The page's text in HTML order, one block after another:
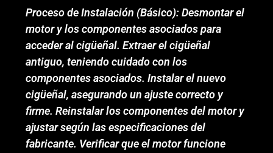
Proceso de Instalación (Básico): Desmontar el
motor y los componentes asociados para
acceder al cigüeñal. Extraer el cigüeñal
antiguo, teniendo cuidado con los
componentes asociados. Instalar el nuevo
cigüeñal, asegurando un ajuste correcto y
firme. Reinstalar los componentes del motor y
ajustar según las especificaciones del
fabricante. Verificar que el motor funcione